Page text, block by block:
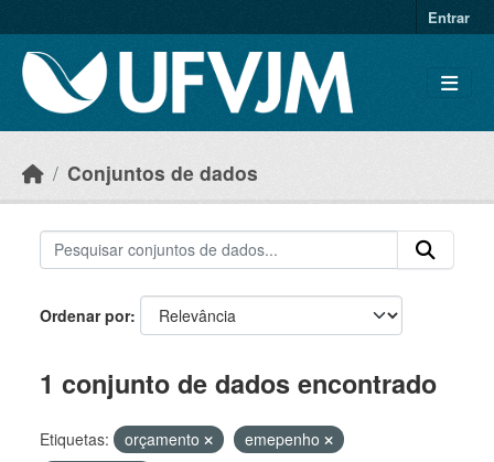
Entrar
Conjuntos de dados
Ordenar por
1 conjunto de dados encontrado
Etiquetas: orçamento
emepenho